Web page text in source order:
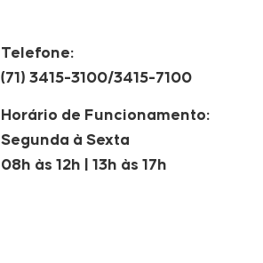
Telefone:
(71) 3415-3100/3415-7100
Horário de Funcionamento:
Segunda à Sexta
08h às 12h | 13h às 17h